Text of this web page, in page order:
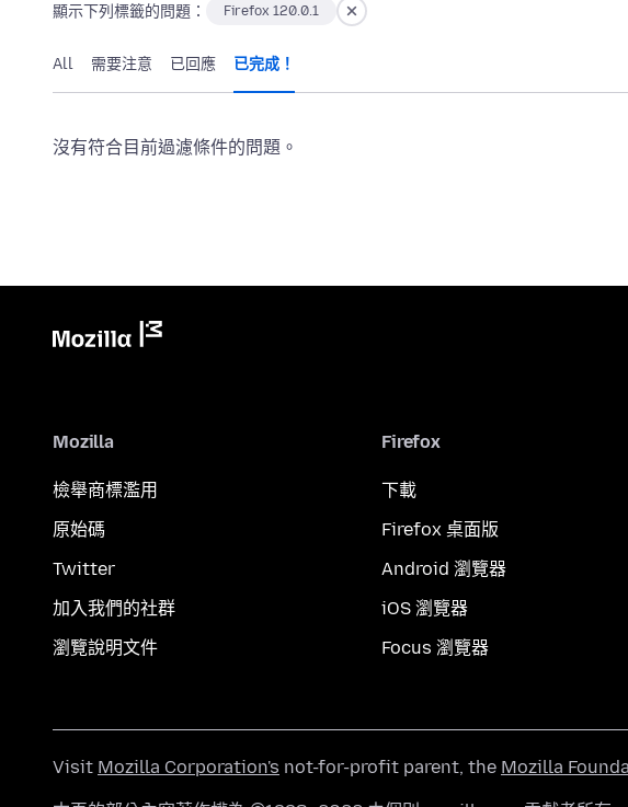
顯示下列標籤的問題： Firefox 120.0.1
All 需要注意 已回應 已完成！
沒有符合目前過濾條件的問題。
Mozilla
檢舉商標濫用
原始碼
Twitter
加入我們的社群
瀏覽說明文件
Firefox
下載
Firefox 桌面版
Android 瀏覽器
iOS 瀏覽器
Focus 瀏覽器
Visit Mozilla Corporation's not-for-profit parent, the Mozilla